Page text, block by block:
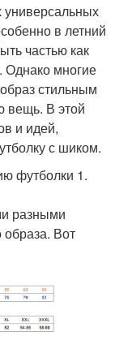
в летний
частью как
Однако многие
стильным
вещь. В этой
и идей,
с шиком.
футболки 1.
разными
Вот